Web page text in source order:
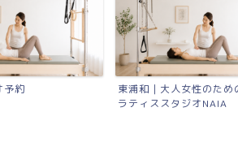
予約
東浦和｜大人女性のため
ラティススタジオNAIA